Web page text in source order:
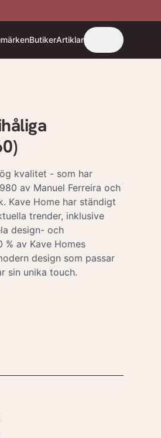
ButikerArtiklar
kvalitet - som har
av Manuel Ferreira och
Kave Home har ständigt
trender, inklusive
design- och
av Kave Homes
design som passar
sin unika touch.